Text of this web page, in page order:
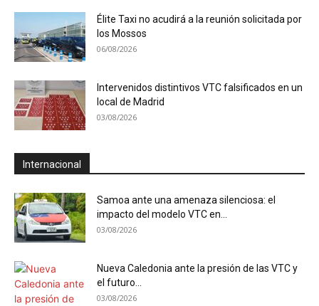
Élite Taxi no acudirá a la reunión solicitada por
los Mossos
06/08/2026
Intervenidos distintivos VTC falsificados en un
local de Madrid
03/08/2026
Internacional
Samoa ante una amenaza silenciosa: el
impacto del modelo VTC en...
03/08/2026
Nueva Caledonia ante la presión de las VTC y
el futuro...
03/08/2026